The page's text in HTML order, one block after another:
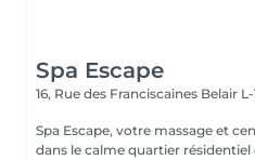
Spa Escape
16, Rue des Franciscaines Belair L-
Spa Escape, votre massage et
dans le calme quartier résidentiel